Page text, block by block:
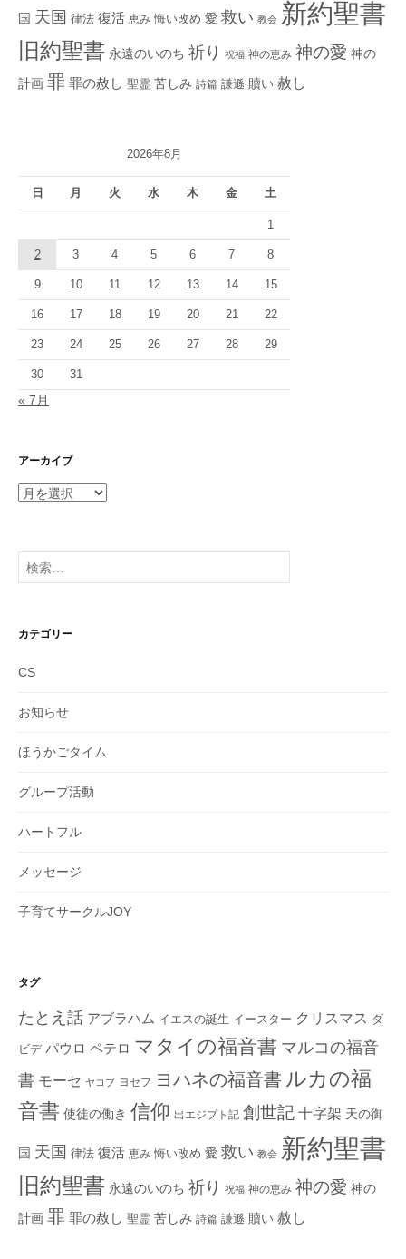
国 天国 律法 復活 恵み 悔い改め 愛 救い 教会 新約聖書
旧約聖書 永遠のいのち 祈り 祝福 神の恵み 神の愛 神の
計画 罪 罪の赦し 聖霊 苦しみ 詩篇 謙遜 贖い 赦し
2026年8月
日 月 火 水 木 金 土
1
2 3 4 5 6 7 8
9 10 11 12 13 14 15
16 17 18 19 20 21 22
23 24 25 26 27 28 29
30 31
« 7月
アーカイブ
ア
イ
ブ
検
索:
カテゴリー
CS
お知らせ
ほうかごタイム
グループ活動
ハートフル
メッセージ
子育てサークルJOY
タグ
たとえ話 アブラハム イエスの誕生 イースター クリスマス ダ
ビデ パウロ ペテロ マタイの福音書 マルコの福音
書 モーセ ヤコブ ヨセフ ヨハネの福音書 ルカの福
音書 使徒の働き 信仰 出エジプト記 創世記 十字架 天の御
国 天国 律法 復活 恵み 悔い改め 愛 救い 教会 新約聖書
旧約聖書 永遠のいのち 祈り 祝福 神の恵み 神の愛 神の
計画 罪 罪の赦し 聖霊 苦しみ 詩篇 謙遜 贖い 赦し